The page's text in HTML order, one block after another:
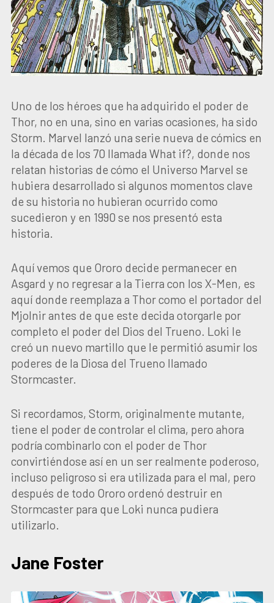
Uno de los héroes que ha adquirido el poder de
Thor, no en una, sino en varias ocasiones, ha sido
Storm. Marvel lanzó una serie nueva de cómics en
la década de los 70 llamada What if?, donde nos
relatan historias de cómo el Universo Marvel se
hubiera desarrollado si algunos momentos clave
de su historia no hubieran ocurrido como
sucedieron y en 1990 se nos presentó esta
historia.
Aquí vemos que Ororo decide permanecer en
Asgard y no regresar a la Tierra con los X-Men, es
aquí donde reemplaza a Thor como el portador del
Mjolnir antes de que este decida otorgarle por
completo el poder del Dios del Trueno. Loki le
creó un nuevo martillo que le permitió asumir los
poderes de la Diosa del Trueno llamado
Stormcaster.
Si recordamos, Storm, originalmente mutante,
tiene el poder de controlar el clima, pero ahora
podría combinarlo con el poder de Thor
convirtiéndose así en un ser realmente poderoso,
incluso peligroso si era utilizada para el mal, pero
después de todo Ororo ordenó destruir en
Stormcaster para que Loki nunca pudiera
utilizarlo.
Jane Foster